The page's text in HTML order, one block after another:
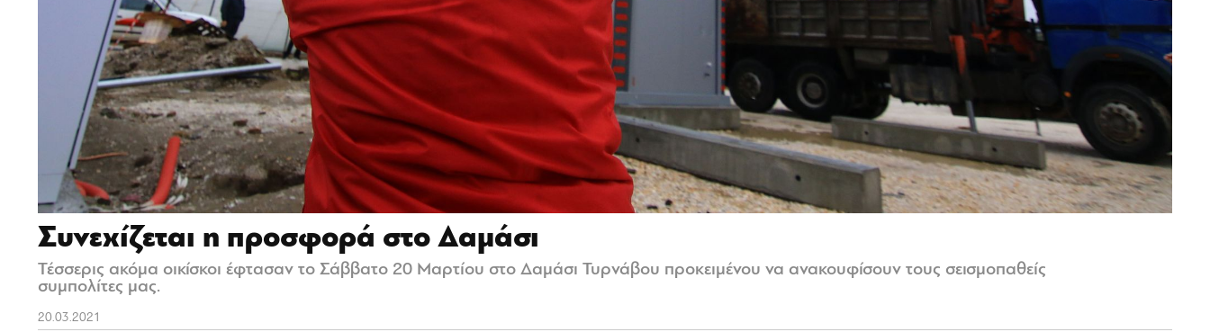
Συνεχίζεται η προσφορά στo Δαμάσι
Τέσσερις ακόμα οικίσκοι έφτασαν το Σάββατο 20 Μαρτίου στο Δαμάσι Τυρνάβου προκειμένου να ανακουφίσουν τους σεισμοπαθείς
συμπολίτες μας.
20.03.2021